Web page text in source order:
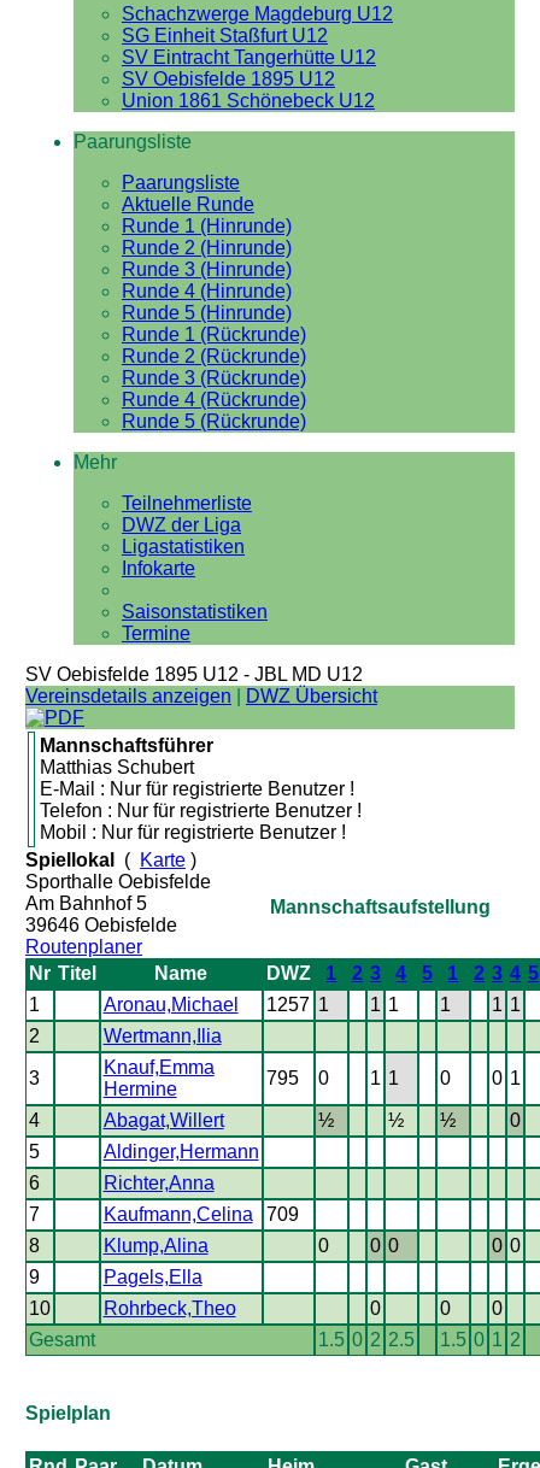
Schachzwerge Magdeburg U12
SG Einheit Staßfurt U12
SV Eintracht Tangerhütte U12
SV Oebisfelde 1895 U12
Union 1861 Schönebeck U12
Paarungsliste
Paarungsliste
Aktuelle Runde
Runde 1 (Hinrunde)
Runde 2 (Hinrunde)
Runde 3 (Hinrunde)
Runde 4 (Hinrunde)
Runde 5 (Hinrunde)
Runde 1 (Rückrunde)
Runde 2 (Rückrunde)
Runde 3 (Rückrunde)
Runde 4 (Rückrunde)
Runde 5 (Rückrunde)
Mehr
Teilnehmerliste
DWZ der Liga
Ligastatistiken
Infokarte
Saisonstatistiken
Termine
SV Oebisfelde 1895 U12 - JBL MD U12
Vereinsdetails anzeigen
DWZ Übersicht
Mannschaftsführer
Matthias Schubert
E-Mail : Nur für registrierte Benutzer !
Telefon : Nur für registrierte Benutzer !
Mobil : Nur für registrierte Benutzer !
Spiellokal
( Karte)
Sporthalle Oebisfelde
Am Bahnhof 5
39646 Oebisfelde
Routenplaner
Mannschaftsaufstellung
Nr Titel Name DWZ 1 2 3 4 5 1 2 3 4 5
1
Aronau,Michael 1257 1 1 1 1 1 1
2
Wertmann,Ilia
3
Knauf,Emma
Hermine
795 0 1 1 0 0 1
4 Abagat,Willert ½ ½ ½
0
5
Aldinger,Hermann
6
Richter,Anna
7
Kaufmann,Celina
709
8
Klump,Alina 0 0 0 0 0
9
Pagels,Ella
10
Rohrbeck,Theo 0 0
0
Gesamt
1.5 0 2 2.5 1.5 0 1 2
Spielplan